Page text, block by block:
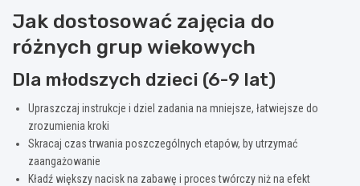
Jak dostosować zajęcia do
różnych grup wiekowych
Dla młodszych dzieci (6-9 lat)
Upraszczaj instrukcje i dziel zadania na mniejsze, łatwiejsze do
zrozumienia kroki
Skracaj czas trwania poszczególnych etapów, by utrzymać
zaangażowanie
Kładź większy nacisk na zabawę i proces twórczy niż na efekt